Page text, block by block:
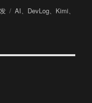
标
AI、 DevLog、 Kimi、